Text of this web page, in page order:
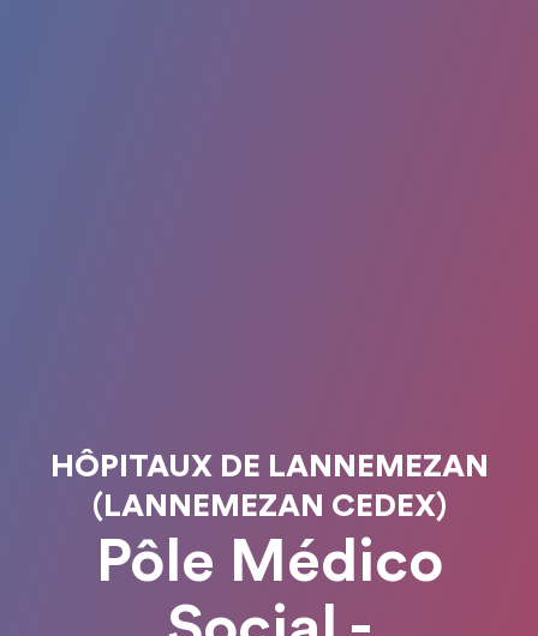
HÔPITAUX DE LANNEMEZAN
(LANNEMEZAN CEDEX)
Pôle Médico